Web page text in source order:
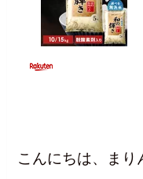
こんにちは、まり